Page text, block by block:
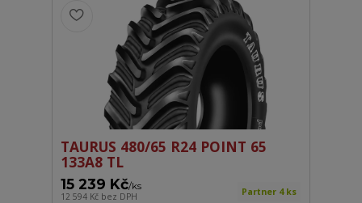
TAURUS 480/65 R24 POINT 65
133A8 TL
15 239 Kč/ks
12 594 Kč bez DPH Partner 4 ks